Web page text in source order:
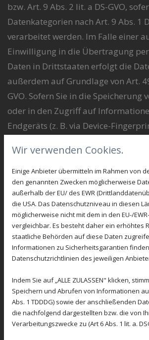
bzw. Art. 9 Abs. 2 lit. a DS-GVO,
Datenkategorien nach Art. 9 Abs. 1
verarbeitet werden. Im Falle einer
Einwilligung in die Übertragung
Daten in Drittstaaten erfolgt die
außerdem auf Grundlage von Art.
GVO. Sofern Sie in die Speicherung
oder in den Zugriff auf
Endgeräts (z. B. via Device-
zusätzlich auf Grundlage von § 25
jeweilige Einwilligung ist jederzeit
Ihre Daten zur Vertragserfüllung
Durchführung vorvertraglicher
erforderlich, verarbeiten wir Ihre
Grundlage des Art. 6 Abs. 1 lit. b DS-
Weiteren verarbeiten wir Ihre Daten,
Erfüllung einer rechtlichen
c DS-GVO. Die Datenverarbeitung
Grundlage unseres berechtigten
6 Abs. 1 lit. f DS-GVO erfolgen.
Wir verwenden Cookies.
Einige Anbieter übermitteln im Rahmen von
den genannten Zwecken möglicherweise
außerhalb der EU/ des EWR
die USA. Das Datenschutzniveau in diesen
möglicherweise nicht mit dem in den EU-/
vergleichbar. Es besteht daher ein erhöhtes
staatliche Behörden auf diese Daten
Informationen zu Sicherheitsgarantien
Datenschutzrichtlinien des jeweiligen
Indem Sie auf „ALLE ZULASSEN" klicken,
Speichern und Abrufen von Informationen
Abs. 1 TDDDG) sowie der anschließenden
die nachfolgend dargestellten bzw. die von
Verarbeitungszwecke zu (Art 6 Abs. 1 lit. a.